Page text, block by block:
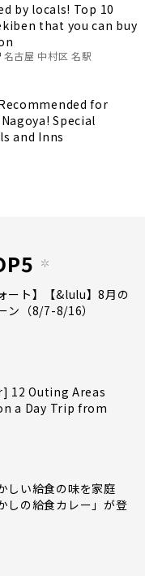
by locals! Top 10
that you can buy
名古屋 中村区 名駅
for
Special
and Inns
ート】【&lulu】8月の
ン（8/7-8/16）
12 Outing Areas
a Day Trip from
しい給食の味を家庭
しの給食カレー」が登